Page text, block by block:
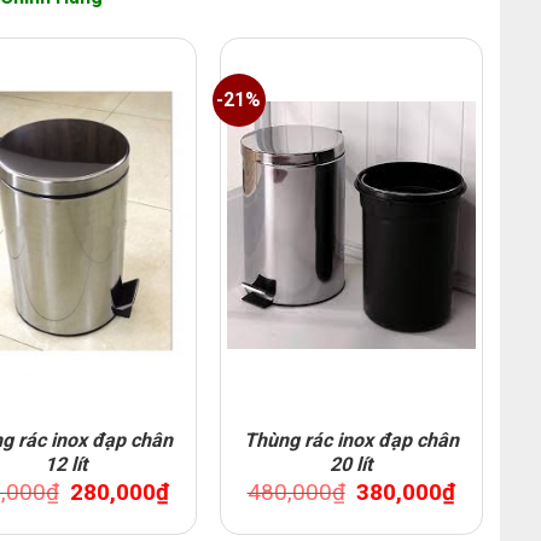
rác inox đạp chân
12 lít
₫
Original
price
280,000₫Current
-21%
Thùng rác inox đạp chân
20 lít
480,000₫ Original
price
380,000₫Current